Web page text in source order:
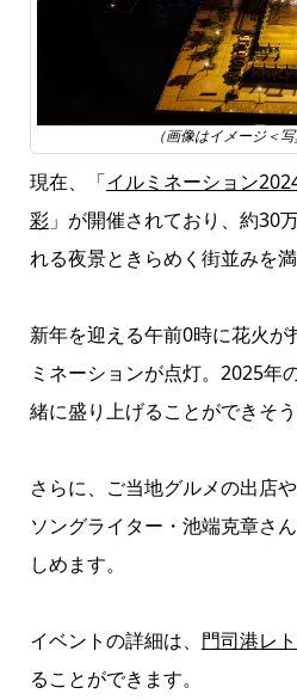
（画像はイメージ＜写
現在、「イルミネーション
彩」が開催されており、約30
れる夜景ときらめく街並みを満
新年を迎える午前0時に花火
ミネーションが点灯。2025年
緒に盛り上げることができそう
さらに、ご当地グルメの出店
ソングライター・池端克章さ
しめます。
イベントの詳細は、 門司港レ
ることができます。